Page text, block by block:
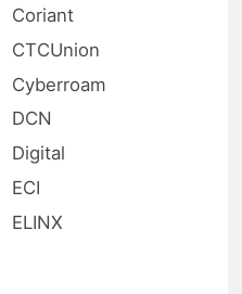
Coriant
CTCUnion
Cyberroam
DCN
Digital
ECI
ELINX